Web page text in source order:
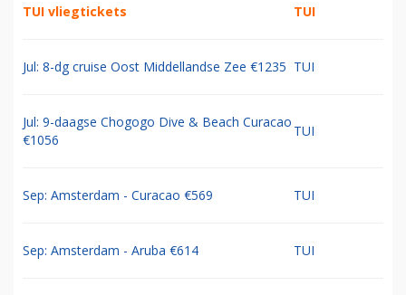
TUI vliegtickets TUI
Jul: 8-dg cruise Oost Middellandse Zee €1235 TUI
Jul: 9-daagse Chogogo Dive & Beach Curacao
€1056
TUI
Sep: Amsterdam - Curacao €569 TUI
Sep: Amsterdam - Aruba €614 TUI